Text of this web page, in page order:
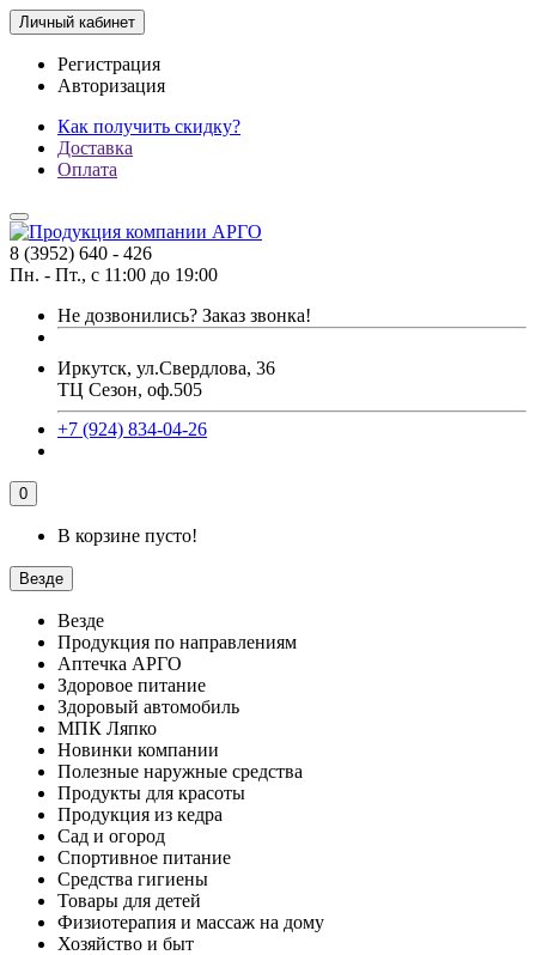
Личный кабинет
Регистрация
Авторизация
Как получить скидку?
Доставка
Оплата
8 (3952) 640 - 426
Пн. - Пт., с 11:00 до 19:00
Не дозвонились? Заказ звонка!
Иркутск, ул.Свердлова, 36
ТЦ Сезон, оф.505
+7 (924) 834-04-26
0
В корзине пусто!
Везде
Везде
Продукция по направлениям
Аптечка АРГО
Здоровое питание
Здоровый автомобиль
МПК Ляпко
Новинки компании
Полезные наружные средства
Продукты для красоты
Продукция из кедра
Сад и огород
Спортивное питание
Средства гигиены
Товары для детей
Физиотерапия и массаж на дому
Хозяйство и быт